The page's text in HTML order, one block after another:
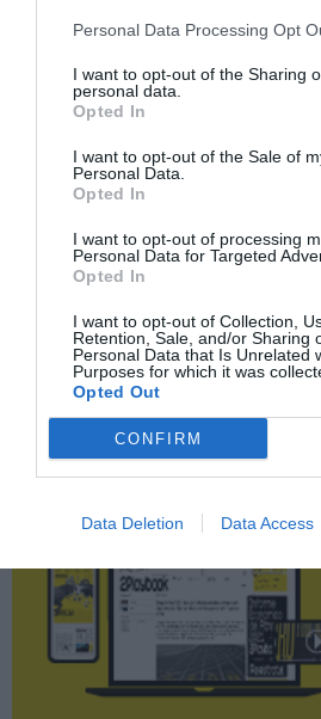
Personal Data Processing Opt
I want to opt-out of the Sharing
personal data.
Opted In
I want to opt-out of the Sale of
Personal Data.
Opted In
I want to opt-out of processing
Personal Data for Targeted
Opted In
I want to opt-out of Collection,
Retention, Sale, and/or Sharing
Personal Data that Is Unrelated
Purposes for which it was
Opted Out
CONFIRM
Data Deletion Data Access
Eurofitness
Ayuntamiento de
2Playbook Club2P